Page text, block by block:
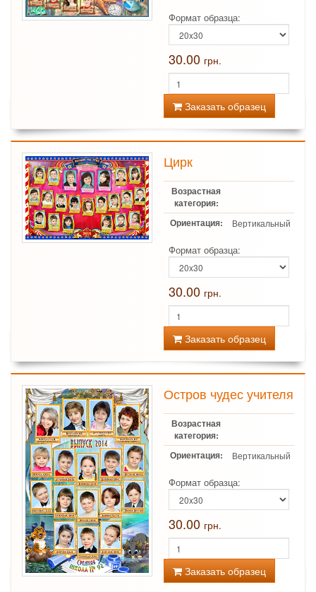
Формат образца:
30.00 грн.
Заказать образец
Цирк
Возрастная
категория:
Ориентация:
Вертикальный
Формат образца:
30.00 грн.
Заказать образец
Остров чудес учителя
Возрастная
категория:
Ориентация:
Вертикальный
Формат образца:
30.00 грн.
Заказать образец